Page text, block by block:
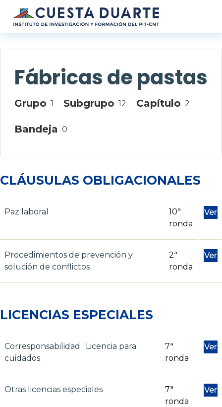
Pasar al contenido principal
Fábricas de pastas
Grupo 1 Subgrupo 12 Capítulo 2
Bandeja 0
CLÁUSULAS OBLIGACIONALES
Paz laboral
10ª
ronda
Ver
Procedimientos de prevención y
solución de conflictos
2ª
ronda
Ver
LICENCIAS ESPECIALES
Corresponsabilidad . Licencia para
cuidados
7ª
ronda
Ver
Otras licencias especiales
7ª
ronda
Ver